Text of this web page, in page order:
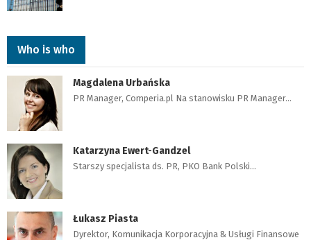
Who is who
Magdalena Urbańska
PR Manager, Comperia.pl Na stanowisku PR Manager…
Katarzyna Ewert-Gandzel
Starszy specjalista ds. PR, PKO Bank Polski…
Łukasz Piasta
Dyrektor, Komunikacja Korporacyjna & Usługi Finansowe